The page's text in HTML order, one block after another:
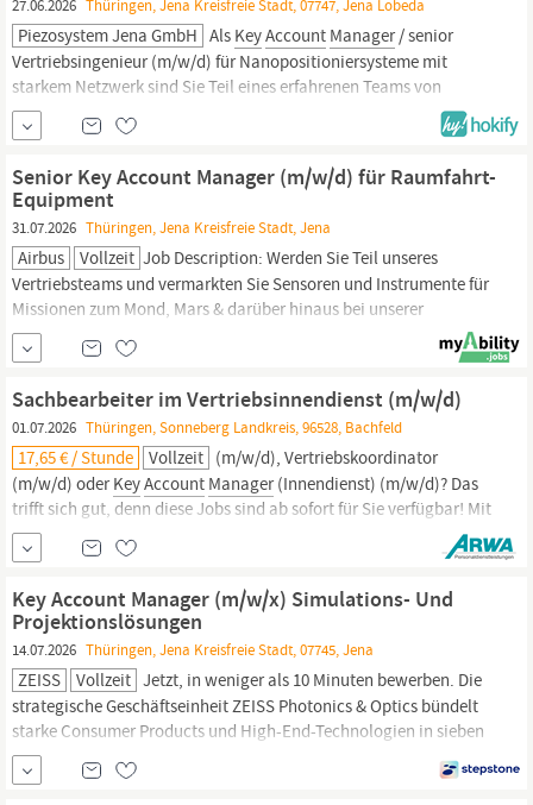
27.06.2026 Thüringen, Jena Kreisfreie Stadt, 07747, Jena Lobeda
Piezosystem Jena GmbH Als KeyAccount Manager/ senior
Vertriebsingenieur (m/w/d) für Nanopositioniersysteme mit
starkem Netzwerk sind Sie Teil eines erfahrenen Teams von
Experten, die sich der Konstruktion und Entwicklung von
innovativen Lösungen verschrieben haben. Ihre Aufgabe ist es,
unsere Kunden zu begeistern und mit erstklassigem...
Senior Key Account Manager (m/w/d) für Raumfahrt-
Equipment
31.07.2026 Thüringen, Jena Kreisfreie Stadt, Jena
Airbus Vollzeit Job Description: Werden Sie Teil unseres
Vertriebsteams und vermarkten Sie Sensoren und Instrumente für
Missionen zum Mond, Mars & darüber hinaus bei unserer
weltweiten Kundenbasis. Ihre Aufgaben: Selbstständige
Betreuung und Beratung unserer Kunden zu unserem
anspruchsvollen Produktportfolio, inkl. Preisgestaltung und
Verhandlungsführung Verantwortung für die...
Sachbearbeiter im Vertriebsinnendienst (m/w/d)
01.07.2026 Thüringen, Sonneberg Landkreis, 96528, Bachfeld
17,65 € / Stunde Vollzeit (m/w/d), Vertriebskoordinator
(m/w/d) oderKeyAccount Manager(Innendienst) (m/w/d)? Das
trifft sich gut, denn diese Jobs sind ab sofort für Sie verfügbar! Mit
Ihrer Bewerbung erklären Sie sich mit den Datenschutzrichtlinien
der Firma ARWA Personaldienstleistungen GmbH einverstanden.
Key Account Manager (m/w/x) Simulations- Und
Projektionslösungen
14.07.2026 Thüringen, Jena Kreisfreie Stadt, 07745, Jena
ZEISS Vollzeit Jetzt, in weniger als 10 Minuten bewerben. Die
strategische Geschäftseinheit ZEISS Photonics & Optics bündelt
starke Consumer Products und High-End-Technologien in sieben
hochspezialisierten Unternehmenseinheiten. Werden Sie Teil von
Simulations Projections Solutions (SIM) und tragen Sie alsKey